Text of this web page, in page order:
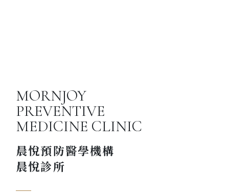
MORNJOY
PREVENTIVE
MEDICINE CLINIC
晨悅預防醫學機構
晨悅診所